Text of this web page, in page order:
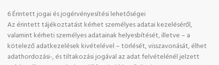
6 Érintett jogai és jogérvényesítési lehetőségei
Az érintett tájékoztatást kérhet személyes adatai kezeléséről,
valamint kérheti személyes adatainak helyesbítését, illetve – a
kötelező adatkezelések kivételével – törlését, visszavonását, élhet
adathordozási-, és tiltakozási jogával az adat felvételénél jelzett